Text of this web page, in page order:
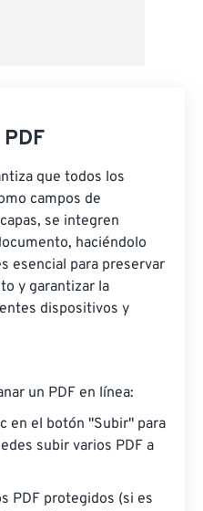
que todos los
campos de
se integren
haciéndolo
esencial para preservar
y garantizar la
dispositivos y
un PDF en línea:
en el botón "Subir" para
subir varios PDF a
PDF protegidos (si es